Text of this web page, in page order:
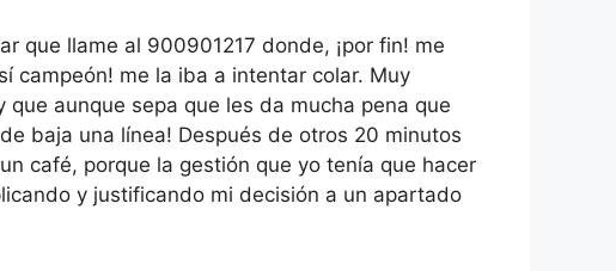
que llame al 900901217 donde, ¡por fin! me
campeón! me la iba a intentar colar. Muy
aunque sepa que les da mucha pena que
baja una línea! Después de otros 20 minutos
café, porque la gestión que yo tenía que hacer
y justificando mi decisión a un apartado